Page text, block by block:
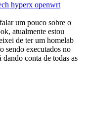
hyperx openwrt
um pouco sobre o
atualmente estou
de ter um homelab
sendo executados no
conta de todas as